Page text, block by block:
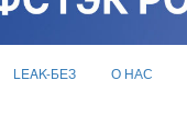
LEAK-БЕЗ О НАС